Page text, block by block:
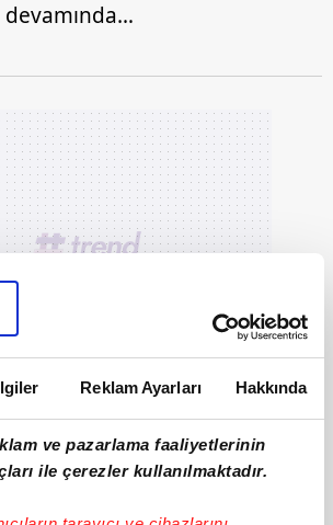
Reklam Ayarları Hakkında
ve pazarlama faaliyetlerinin
ile çerezler kullanılmaktadır.
devamında…